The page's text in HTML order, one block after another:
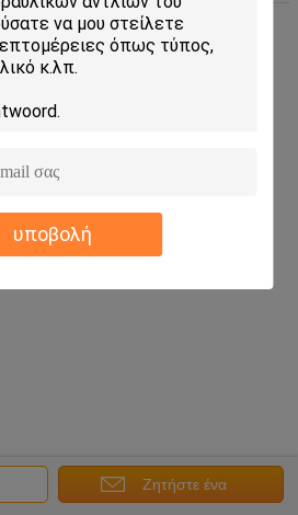
υποβολή
Ζητήστε ένα
γραφείου
HongLi Hydraulic Pump Co.,LtD.
All rights reserved.